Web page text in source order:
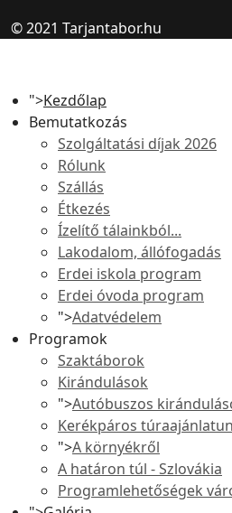
© 2021 Tarjantabor.hu
">Kezdőlap
Bemutatkozás
Szolgáltatási díjak 2026
Rólunk
Szállás
Étkezés
Ízelítő tálainkból...
Lakodalom, állófogadás
Erdei iskola program
Erdei óvoda program
">Adatvédelem
Programok
Szaktáborok
Kirándulások
">Autóbuszos
Kerékpáros
">A környékről
A határon túl - Szlovákia
Programlehetőségek